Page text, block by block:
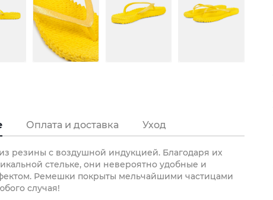
Оплата и доставка Уход
резины с воздушной индукцией. Благодаря их
стельке, они невероятно удобные и
Ремешки покрыты мельчайшими частицами
случая!